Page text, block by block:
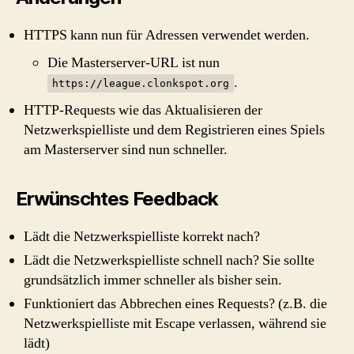
HTTPS kann nun für Adressen verwendet werden.
Die Masterserver-URL ist nun
https://league.clonkspot.org .
HTTP-Requests wie das Aktualisieren der
Netzwerkspielliste und dem Registrieren eines Spiels
am Masterserver sind nun schneller.
Erwünschtes Feedback
Lädt die Netzwerkspielliste korrekt nach?
Lädt die Netzwerkspielliste schnell nach? Sie sollte
grundsätzlich immer schneller als bisher sein.
Funktioniert das Abbrechen eines Requests? (z.B. die
Netzwerkspielliste mit Escape verlassen, während sie
lädt)